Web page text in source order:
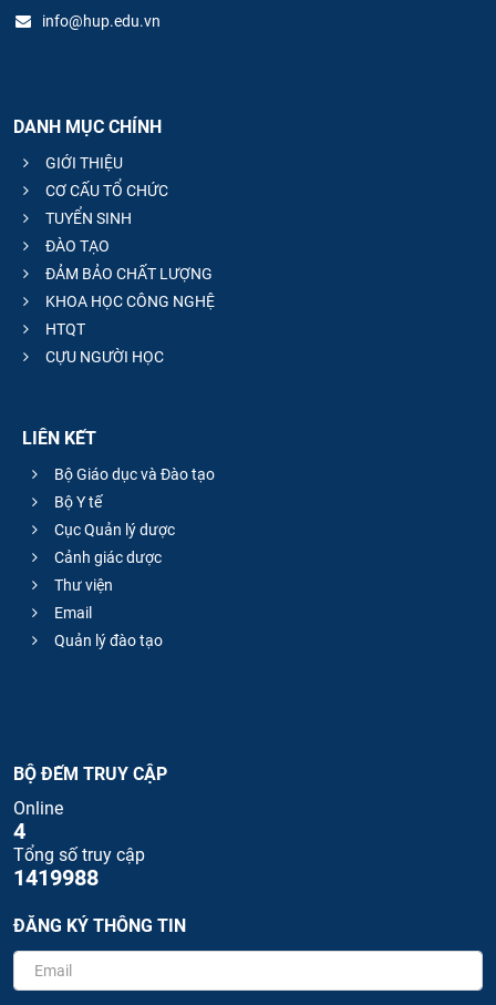
info@hup.edu.vn
DANH MỤC CHÍNH
GIỚI THIỆU
CƠ CẤU TỔ CHỨC
TUYỂN SINH
ĐÀO TẠO
ĐẢM BẢO CHẤT LƯỢNG
KHOA HỌC CÔNG NGHỆ
HTQT
CỰU NGƯỜI HỌC
LIÊN KẾT
Bộ Giáo dục và Đào tạo
Bộ Y tế
Cục Quản lý dược
Cảnh giác dược
Thư viện
Email
Quản lý đào tạo
BỘ ĐẾM TRUY CẬP
Online
4
Tổng số truy cập
1419988
ĐĂNG KÝ THÔNG TIN